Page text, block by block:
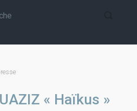
« Haïkus »